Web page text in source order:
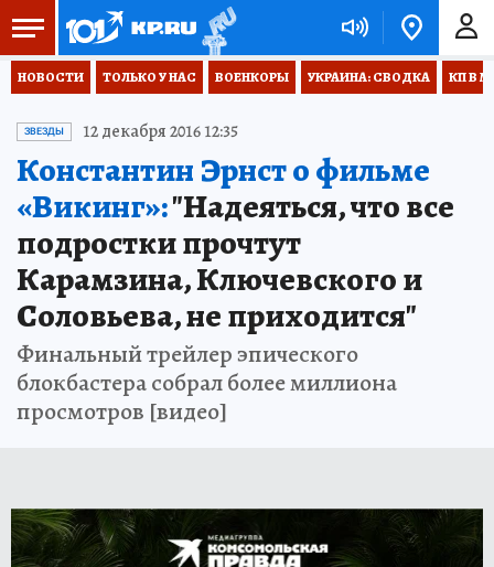
НОВОСТИ ТОЛЬКО У НАС ВОЕНКОРЫ УКРАИНА: СВОДКА КП В
ЗВЕЗДЫ 12 декабря 2016 12:35
Константин Эрнст о фильме
«Викинг»:"Надеяться, что все
подростки прочтут
Карамзина, Ключевского и
Соловьева, не приходится"
Финальный трейлер эпического
блокбастера собрал более миллиона
просмотров [видео]